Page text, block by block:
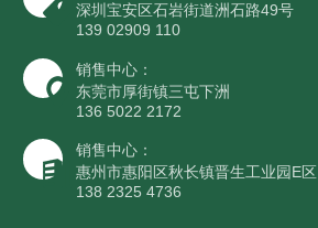
深圳宝安区石岩街道洲石路49号
139 02909 110
销售中心：
东莞市厚街镇三屯下洲
136 5022 2172
销售中心：
惠州市惠阳区秋长镇晋生工业园E区
138 2325 4736